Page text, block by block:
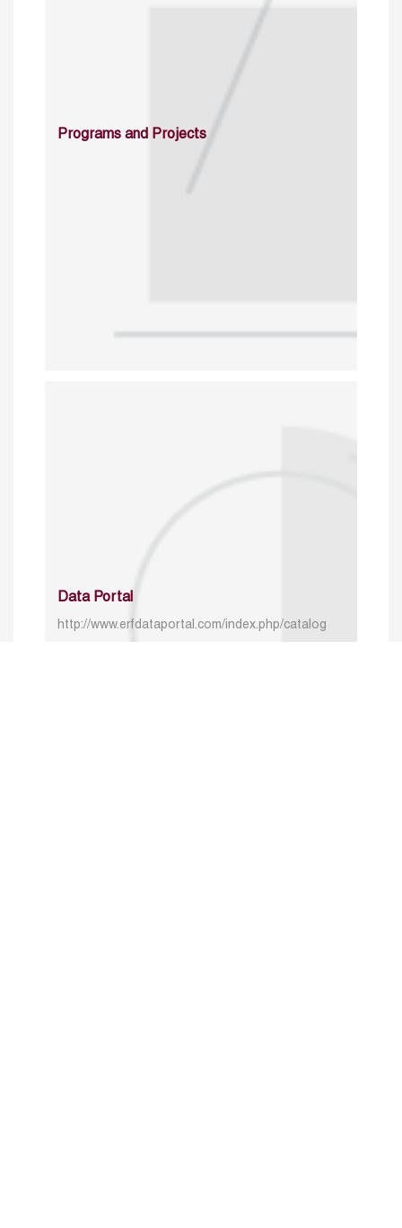
Programs and Projects
Data Portal
http://www.erfdataportal.com/index.php/catalog